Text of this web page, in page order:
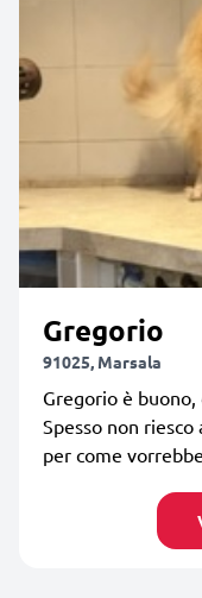
Gregorio
91025, Marsala
Gregorio è buono,
Spesso non
per come vorrebbe